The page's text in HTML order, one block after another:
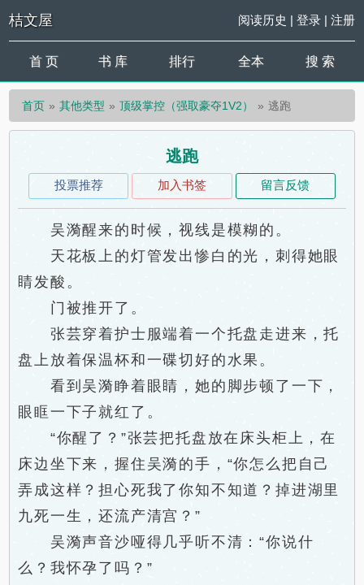
桔文屋 阅读历史 | 登录| 注册
首 页 书 库 排行 全本 搜 索
首页 其他类型 顶级掌控（强取豪夺1V2） 逃跑
逃跑
投票推荐 加入书签 留言反馈
吴漪醒来的时候，视线是模糊的。
天花板上的灯管发出惨白的光，刺得她眼
睛发酸。
门被推开了。
张芸穿着护士服端着一个托盘走进来，托
盘上放着保温杯和一碟切好的水果。
看到吴漪睁着眼睛，她的脚步顿了一下，
眼眶一下子就红了。
“你醒了？”张芸把托盘放在床头柜上，在
床边坐下来，握住吴漪的手，“你怎么把自己
弄成这样？担心死我了你知不知道？掉进湖里
九死一生，还流产清宫？”
吴漪声音沙哑得几乎听不清：“你说什
么？我怀孕了吗？”